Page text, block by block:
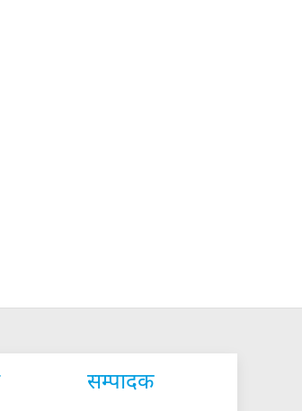
सम्पादक